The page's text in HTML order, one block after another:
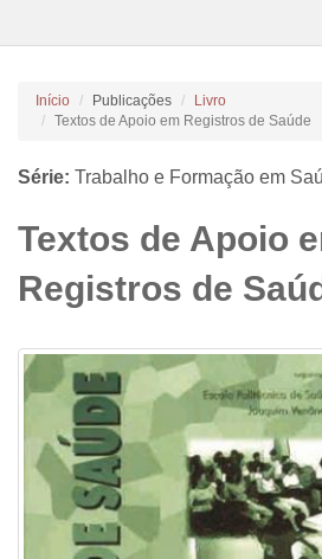
Início Publicações
Livro
Textos de Apoio em Registros de Saúde
Série: Trabalho e Formação em
Textos de Apoio
Registros de